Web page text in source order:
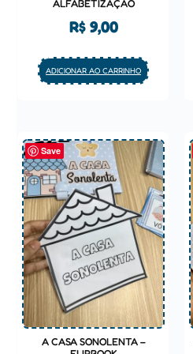
ALFABETIZAÇÃO
R$9,00
ADICIONAR AO CARRINHO
Save
A CASA SONOLENTA –